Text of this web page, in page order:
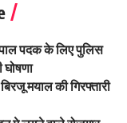
पदक के लिए पुलिस
घोषणा
मयाल की गिरफ्तारी